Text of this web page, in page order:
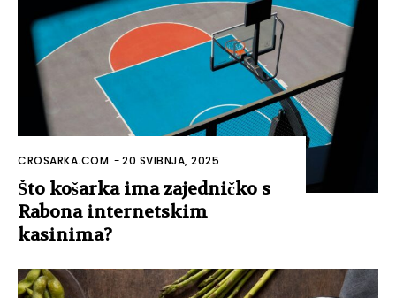
CROSARKA.COM -20 SVIBNJA, 2025
Što košarka ima zajedničko s
Rabona internetskim
kasinima?